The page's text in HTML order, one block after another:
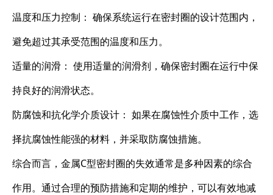
温度和压力控制： 确保系统运行在密封圈的设计范围内，
避免超过其承受范围的温度和压力。
适量的润滑： 使用适量的润滑剂，确保密封圈在运行中保
持良好的润滑状态。
防腐蚀和抗化学介质设计： 如果在腐蚀性介质中工作，选
择抗腐蚀性能强的材料，并采取防腐蚀措施。
综合而言，金属C型密封圈的失效通常是多种因素的综合
作用。通过合理的预防措施和定期的维护，可以有效地减